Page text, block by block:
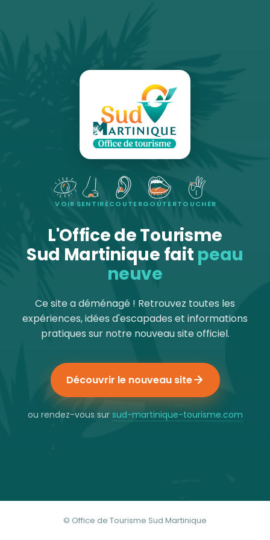
VOIR SENTIRÉCOUTERGOÛTERTOUCHER
L'Office de Tourisme
Sud Martinique fait peau
neuve
Ce site a déménagé ! Retrouvez toutes les
expériences, idées d'escapades et informations
pratiques sur notre nouveau site officiel.
Découvrir le nouveau site
ou rendez-vous sur sud-martinique-tourisme.com
© Office de Tourisme Sud Martinique